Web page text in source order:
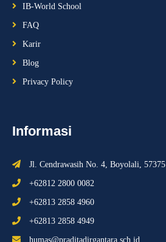
IB-World School
FAQ
Karir
Blog
Privacy Policy
Informasi
Jl. Cendrawasih No. 4, Boyolali, 57375
+62812 2800 0082
+62813 2858 4960
+62813 2858 4949
humas@praditadirgantara.sch.id